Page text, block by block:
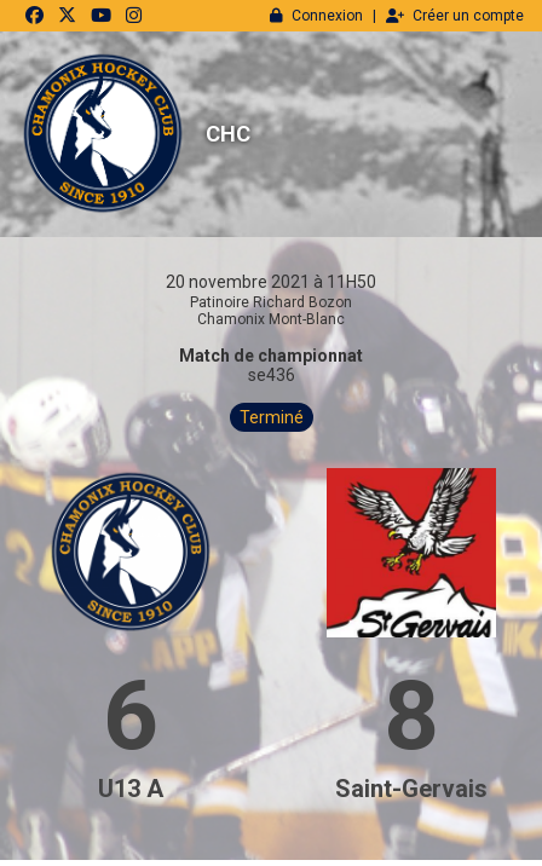
Connexion Créer un compte
CHC
20 novembre 2021 à 11H50
Patinoire Richard Bozon
Chamonix Mont-Blanc
Match de championnat
se436
Terminé
6 8
U13 A Saint-Gervais
Panneau de gestion des cookies